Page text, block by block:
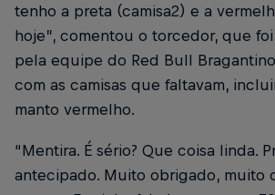
tenho a preta (camisa2) e a
hoje”, comentou o torcedor, que
pela equipe do Red Bull
com as camisas que faltavam,
manto vermelho.
“Mentira. É sério? Que coisa linda.
antecipado. Muito obrigado, muito